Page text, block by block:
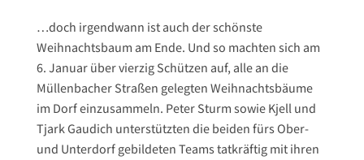
…doch irgendwann ist auch der schönste
Weihnachtsbaum am Ende. Und so machten sich am
6. Januar über vierzig Schützen auf, alle an die
Müllenbacher Straßen gelegten Weihnachtsbäume
im Dorf einzusammeln. Peter Sturm sowie Kjell und
Tjark Gaudich unterstützten die beiden fürs Ober-
und Unterdorf gebildeten Teams tatkräftig mit ihren